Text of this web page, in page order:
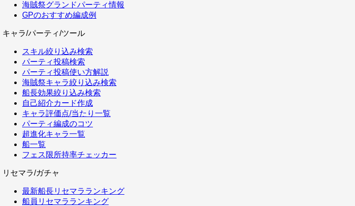
海賊祭グランドパーティ情報
GPのおすすめ編成例
キャラ/パーティ/ツール
スキル絞り込み検索
パーティ投稿検索
パーティ投稿使い方解説
海賊祭キャラ絞り込み検索
船長効果絞り込み検索
自己紹介カード作成
キャラ評価点/当たり一覧
パーティ編成のコツ
超進化キャラ一覧
船一覧
フェス限所持率チェッカー
リセマラ/ガチャ
最新船長リセマラランキング
船員リセマラランキング